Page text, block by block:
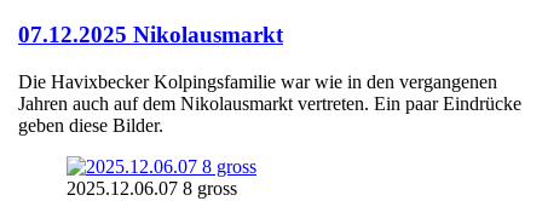
07.12.2025 Nikolausmarkt
Die Havixbecker Kolpingsfamilie war wie in den vergangenen
Jahren auch auf dem Nikolausmarkt vertreten. Ein paar Eindrücke
geben diese Bilder.
2025.12.06.07 8 gross